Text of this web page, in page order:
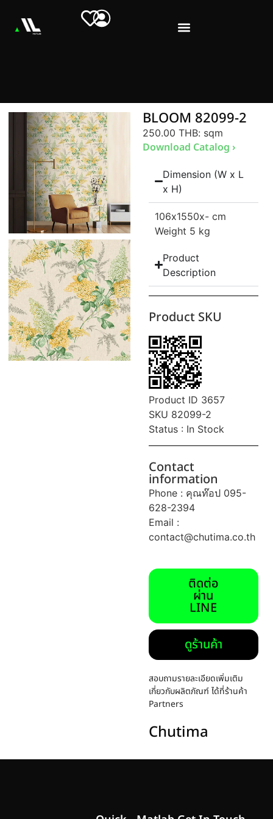
BLOOM 82099-2
250.00 THB: sqm
Download Catalog ›
Dimension (W x L
x H)
106x1550x- cm
Weight 5 kg
Product
Description
Product SKU
Product ID 3657
SKU 82099-2
Status : In Stock
Contact
information
Phone : คุณท๊อป 095-
628-2394
Email :
contact@chutima.co.th
ติดต่อ
ผ่าน
LINE
ดูร้านค้า
สอบถามรายละเอียดเพิ่มเติม
เกี่ยวกับผลิตภัณฑ์ ได้ที่ร้านค้า
Partners
Chutima